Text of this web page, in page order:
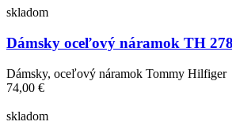
skladom
Dámsky oceľový náramok TH
Dámsky, oceľový náramok Tommy Hilfiger
74,00 €
skladom